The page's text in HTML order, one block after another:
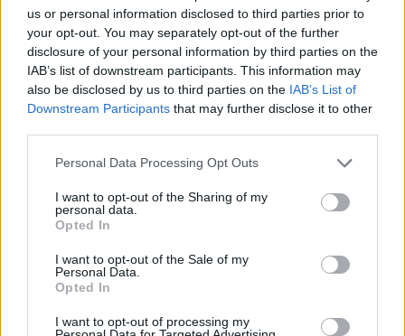
us or personal information disclosed to third parties prior to
your opt-out. You may separately opt-out of the further
disclosure of your personal information by third parties on the
IAB’s list of downstream participants. This information may
also be disclosed by us to third parties on the IAB’s List of
Downstream Participants that may further disclose it to other
Please note that this website/app uses one or more Google
not limited to your visit or usage behaviour. You may click to
grant or deny consent to Google and its third-party tags to
use your data for below specified purposes in below Google
consent section.
Personal Data Processing Opt Outs
I want to opt-out of the Sharing of my
personal data.
Opted In
I want to opt-out of the Sale of my
Personal Data.
Opted In
I want to opt-out of processing my